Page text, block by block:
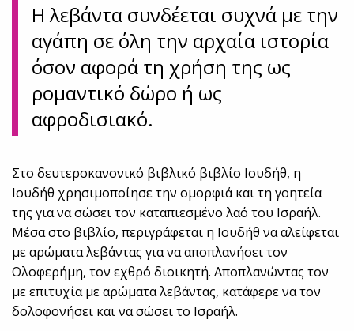
Η λεβάντα συνδέεται συχνά με την
αγάπη σε όλη την αρχαία ιστορία
όσον αφορά τη χρήση της ως
ρομαντικό δώρο ή ως
αφροδισιακό.
Στο δευτεροκανονικό βιβλικό βιβλίο Ιουδήθ, η
Ιουδήθ χρησιμοποίησε την ομορφιά και τη γοητεία
της για να σώσει τον καταπιεσμένο λαό του Ισραήλ.
Μέσα στο βιβλίο, περιγράφεται η Ιουδήθ να αλείφεται
με αρώματα λεβάντας για να αποπλανήσει τον
Ολοφερήμη, τον εχθρό διοικητή. Αποπλανώντας τον
με επιτυχία με αρώματα λεβάντας, κατάφερε να τον
δολοφονήσει και να σώσει το Ισραήλ.